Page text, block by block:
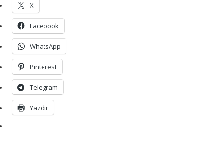
X
Facebook
WhatsApp
Pinterest
Telegram
Yazdır